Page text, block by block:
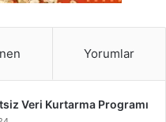
Yorumlar
Veri Kurtarma Programı